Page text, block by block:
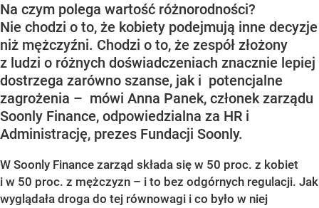
Na czym polega wartość różnorodności?
Nie chodzi o to, że kobiety podejmują inne decyzje
niż mężczyźni. Chodzi o to, że zespół złożony
z ludzi o różnych doświadczeniach znacznie lepiej
dostrzega zarówno szanse, jak i potencjalne
zagrożenia – mówi Anna Panek, członek zarządu
Soonly Finance, odpowiedzialna za HR i
Administrację, prezes Fundacji Soonly.
W Soonly Finance zarząd składa się w 50 proc. z kobiet
i w 50 proc. z mężczyzn – i to bez odgórnych regulacji. Jak
wyglądała droga do tej równowagi i co było w niej